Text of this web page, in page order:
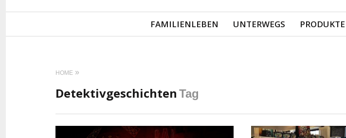
Navigation
FAMILIENLEBEN UNTERWEGS
HOME
Detektivgeschichten Tag